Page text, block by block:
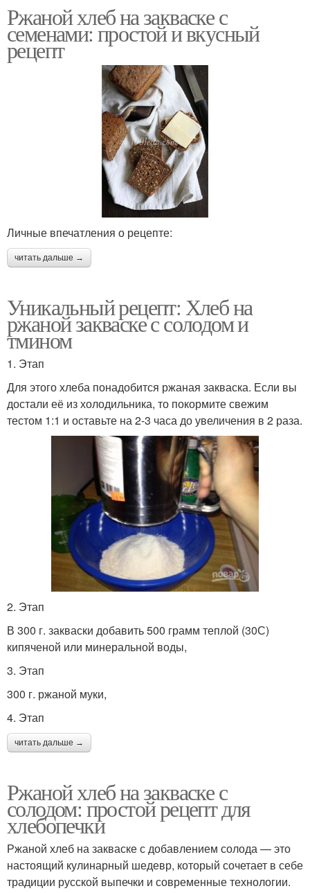
Ржаной хлеб на закваске с
семенами: простой и вкусный
рецепт
Личные впечатления о рецепте:
читать дальше →
Уникальный рецепт: Хлеб на
ржаной закваске с солодом и
тмином
1. Этап
Для этого хлеба понадобится ржаная закваска. Если вы
достали её из холодильника, то покормите свежим
тестом 1:1 и оставьте на 2-3 часа до увеличения в 2 раза.
2. Этап
В 300 г. закваски добавить 500 грамм теплой (30С)
кипяченой или минеральной воды,
3. Этап
300 г. ржаной муки,
4. Этап
читать дальше →
Ржаной хлеб на закваске с
солодом: простой рецепт для
хлебопечки
Ржаной хлеб на закваске с добавлением солода — это
настоящий кулинарный шедевр, который сочетает в себе
традиции русской выпечки и современные технологии.